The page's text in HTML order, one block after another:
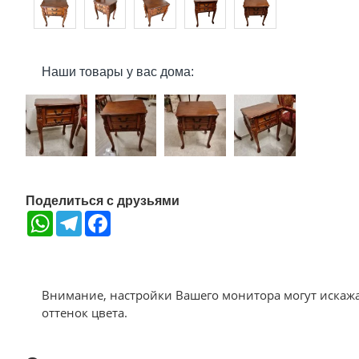
Наши товары у вас дома:
Поделиться с друзьями
WhatsAppTelegram
Внимание, настройки Вашего монитора могут
оттенок цвета.